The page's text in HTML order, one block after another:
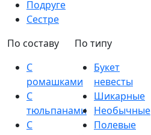
Подруге
Сестре
По составу
С
ромашками
С
тюльпанами
С
По типу
Букет
невесты
Шикарные
Необычные
Полевые